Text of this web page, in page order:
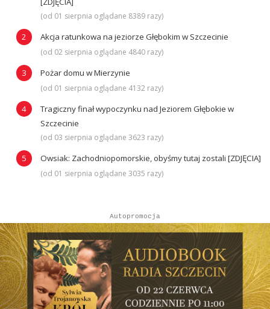
(od 01 sierpnia oglądane 8389 razy)
Akcja ratunkowa na jeziorze Głębokim w Szczecinie
(od 02 sierpnia oglądane 4840 razy)
Pożar domu w Mierzynie
(od 01 sierpnia oglądane 4132 razy)
Tragiczny finał wypoczynku nad Jeziorem Głębokie w
Szczecinie
(od 03 sierpnia oglądane 3623 razy)
Owsiak: Zachodniopomorskie, obyśmy tutaj zostali [ZDJĘCIA]
(od 01 sierpnia oglądane 3035 razy)
Autopromocja